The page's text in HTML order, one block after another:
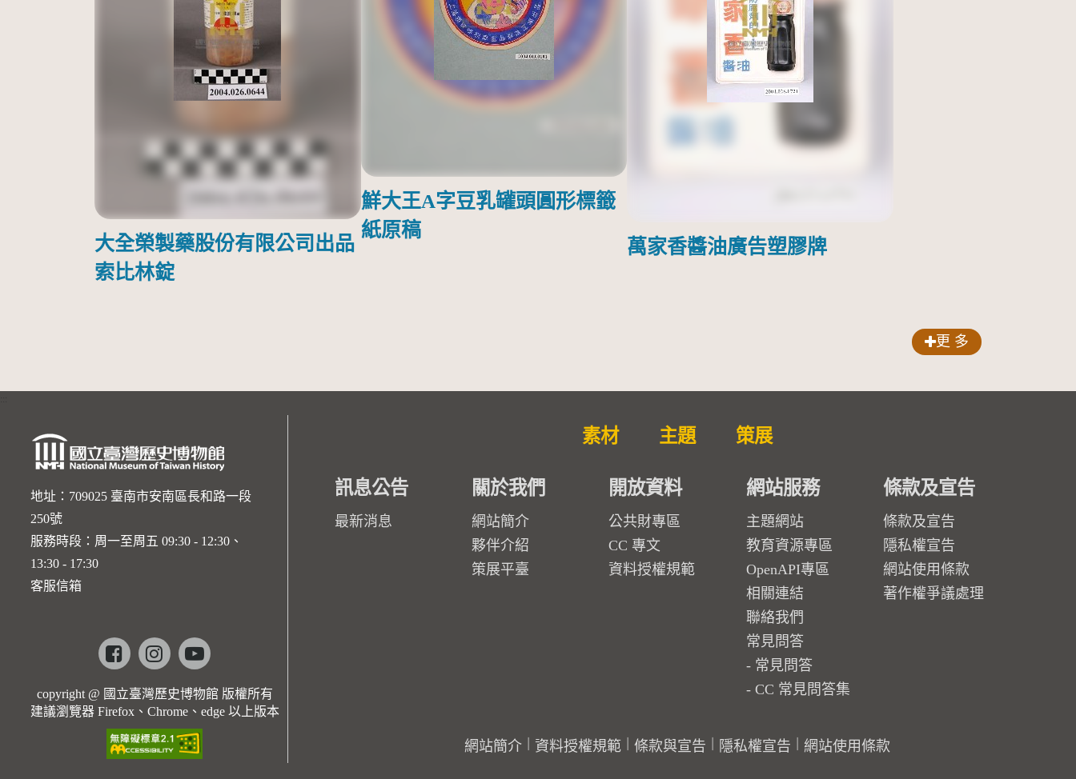
大全榮製藥股份有限公司出品
索比林錠
鮮大王A字豆乳罐頭圓形標籤
紙原稿
萬家香醬油廣告塑膠牌
更 多
地址：709025 臺南市安南區長和路一段
250號
服務時段：周一至周五 09:30 - 12:30、
13:30 - 17:30
客服信箱
Facebookinstagramyoutube
copyright @ 國立臺灣歷史博物館 版權所有
建議瀏覽器 Firefox、Chrome、edge 以上版本
素材 主題 策展
訊息公告
最新消息
關於我們
網站簡介
夥伴介紹
策展平臺
開放資料
公共財專區
CC 專文
資料授權規範
網站服務
主題網站
教育資源專區
OpenAPI專區
相關連結
聯絡我們
常見問答
常見問答
CC 常見問答集
條款及宣告
條款及宣告
隱私權宣告
網站使用條款
著作權爭議處理
網站簡介 資料授權規範 條款與宣告 隱私權宣告 網站使用條款